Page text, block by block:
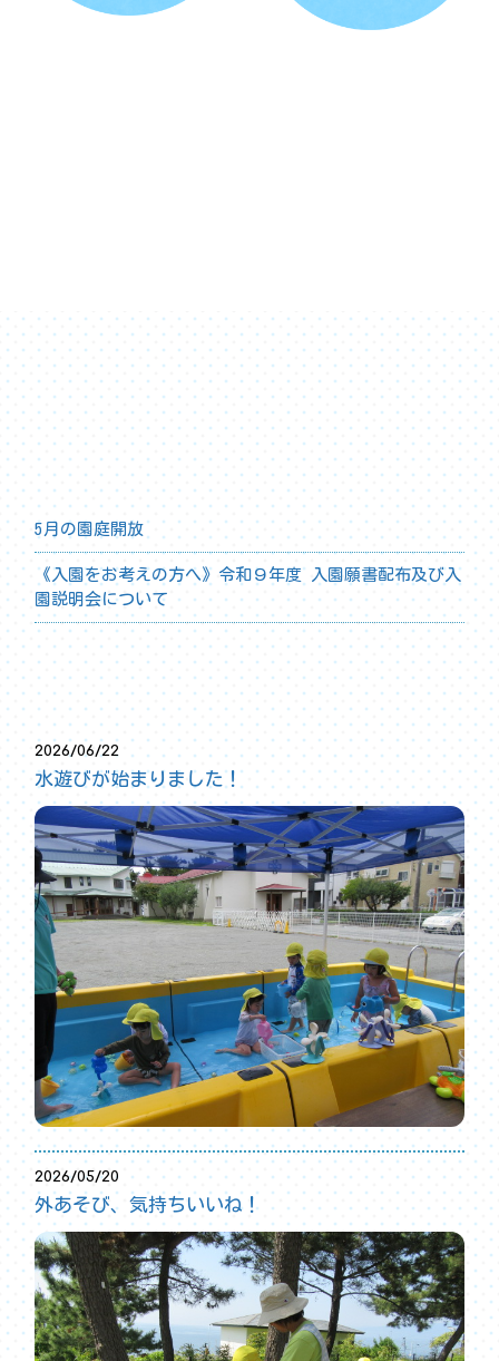
園からのお知らせ
5月の園庭開放
《入園をお考えの方へ》令和９年度 入園願書配布及び入
園説明会について
2026/06/22
水遊びが始まりました！
2026/05/20
外あそび、気持ちいいね！